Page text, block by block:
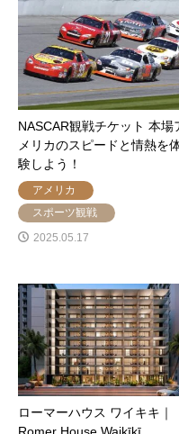
NASCAR観戦チケット 本場
メリカのスピードと情熱を
験しよう！
アメリカ
スポーツ観戦
2025.05.17
ローマーハウス ワイキキ｜